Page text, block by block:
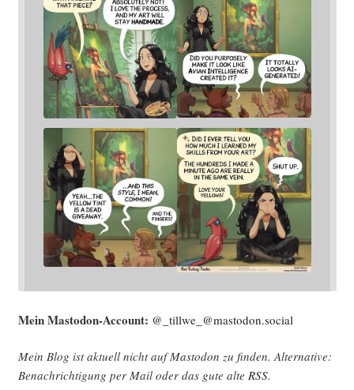
Mein Mast­o­don-Account: @_tillwe_@mastodon.social
Mein Blog ist aktu­ell nicht auf Mast­o­don zu fin­den. Alter­na­ti­ve:
Benach­rich­ti­gung per Mail oder das gute alte RSS.